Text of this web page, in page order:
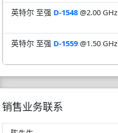
英特尔 至强 D-1548 @2.00 GHz
英特尔 至强 D-1559 @1.50 GHz
销售业务联系